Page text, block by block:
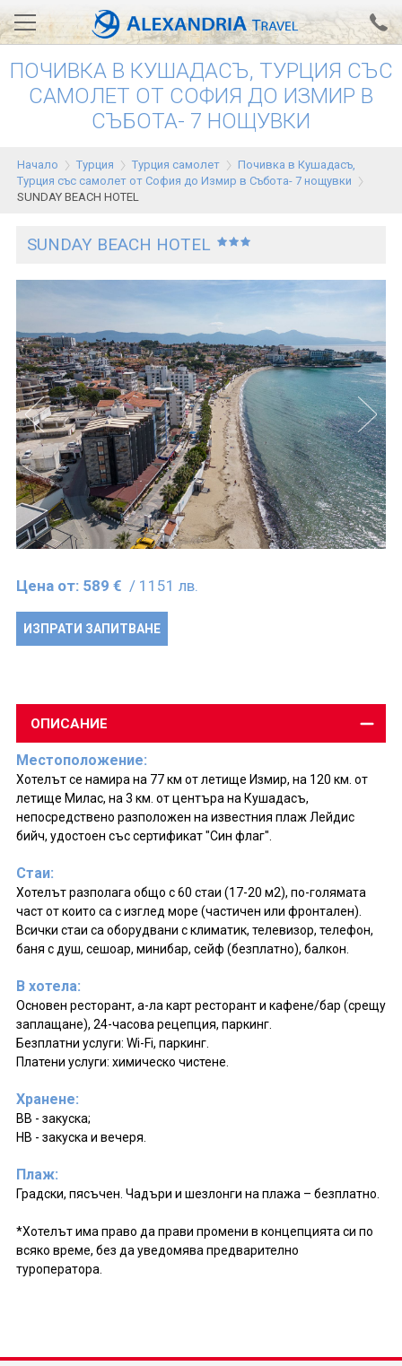
Вход за агенти Проверка на резервация
АЛЕКСАНДРИЯ хотели
Тунис
Турция
0700 18 308 Запитване
ПОЧИВКА В КУШАДАСЪ, ТУРЦИЯ СЪС
САМОЛЕТ ОТ СОФИЯ ДО ИЗМИР В
СЪБОТА- 7 НОЩУВКИ
Начало Турция Турция самолет
Почивка в Кушадасъ,
Турция със самолет от София до Измир в Събота- 7 нощувки
SUNDAY BEACH HOTEL
SUNDAY BEACH HOTEL
Цена от: 589 € / 1151 лв.
ИЗПРАТИ ЗАПИТВАНЕ
ОПИСАНИЕ
Местоположение:
Хотелът се намира на 77 км от летище Измир, на 120 км. от
летище Милас, на 3 км. от центъра на Кушадасъ,
непосредствено разположен на известния плаж Лейдис
бийч, удостоен със сертификат "Син флаг".
Стаи:
Хотелът разполага общо с 60 стаи (17-20 м2), по-голямата
част от които са с изглед море (частичен или фронтален).
Всички стаи са оборудвани с климатик, телевизор, телефон,
баня с душ, сешоар, минибар, сейф (безплатно), балкон.
В хотела:
Основен ресторант, а-ла карт ресторант и кафене/бар (срещу
заплащане), 24-часова рецепция, паркинг.
Безплатни услуги: Wi-Fi, паркинг.
Платени услуги: химическо чистене.
Хранене:
BB - закуска;
HВ - закуска и вечеря.
Плаж:
Градски, пясъчен. Чадъри и шезлонги на плажа – безплатно.
*Хотелът има право да прави промени в концепцията си по
всяко време, без да уведомява предварително
туроператора.